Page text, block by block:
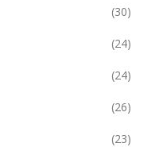
(30)
(24)
(24)
(26)
(23)